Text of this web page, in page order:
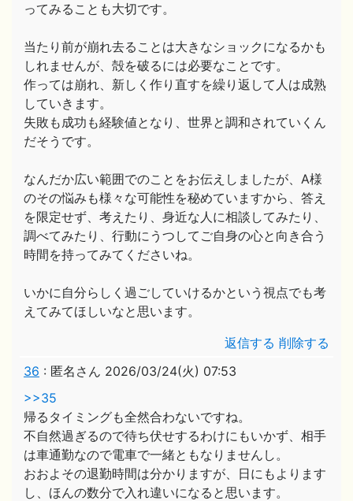
ってみることも大切です。
当たり前が崩れ去ることは大きなショックになるかも
しれませんが、殻を破るには必要なことです。
作っては崩れ、新しく作り直すを繰り返して人は成熟
していきます。
失敗も成功も経験値となり、世界と調和されていくん
だそうです。
なんだか広い範囲でのことをお伝えしましたが、A様
のその悩みも様々な可能性を秘めていますから、答え
を限定せず、考えたり、身近な人に相談してみたり、
調べてみたり、行動にうつしてご自身の心と向き合う
時間を持ってみてくださいね。
いかに自分らしく過ごしていけるかという視点でも考
えてみてほしいなと思います。
返信する 削除する
36 : 匿名さん 2026/03/24(火) 07:53
>>35
帰るタイミングも全然合わないですね。
不自然過ぎるので待ち伏せするわけにもいかず、相手
は車通勤なので電車で一緒ともなりませんし。
おおよその退勤時間は分かりますが、日にもよります
し、ほんの数分で入れ違いになると思います。